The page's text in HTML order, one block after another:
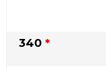
340 *